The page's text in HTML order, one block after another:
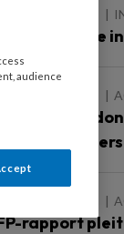
rapport
audience